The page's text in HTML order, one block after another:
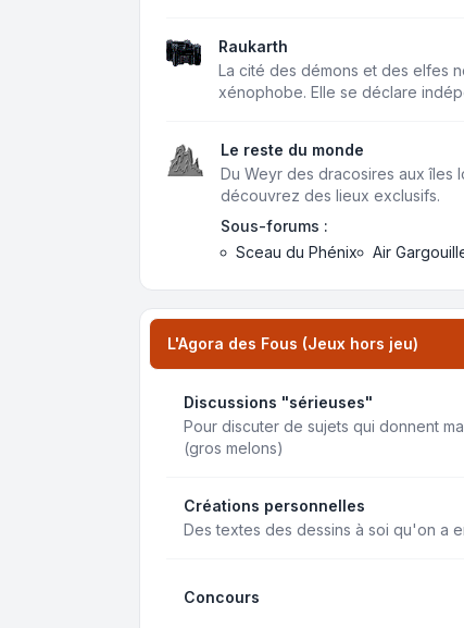
Raukarth
La cité des démons et des elfes
xénophobe. Elle se déclare
Le reste du monde
Du Weyr des dracosires aux îles
découvrez des lieux exclusifs.
Sous-forums :
Sceau du Phénix
Air
L'Agora des Fous (Jeux hors jeu)
Discussions "sérieuses"
Pour discuter de sujets qui donnent
(gros melons)
Créations personnelles
Des textes des dessins à soi qu'on a
Concours